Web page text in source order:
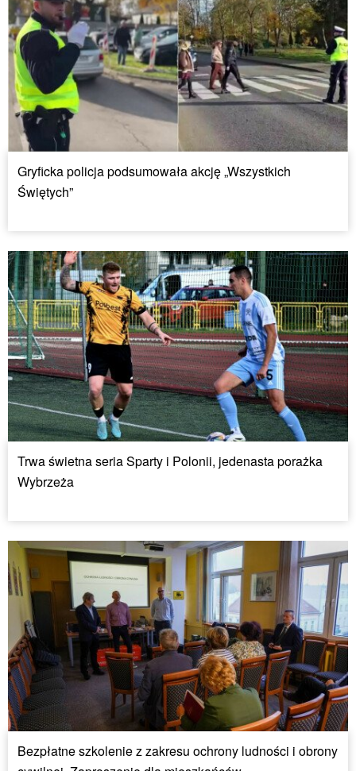
Gryficka policja podsumowała akcję „Wszystkich
Świętych”
Trwa świetna seria Sparty i Polonii, jedenasta porażka
Wybrzeża
Bezpłatne szkolenie z zakresu ochrony ludności i obrony